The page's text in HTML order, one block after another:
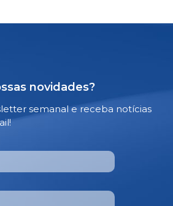
novidades?
semanal e receba notícias